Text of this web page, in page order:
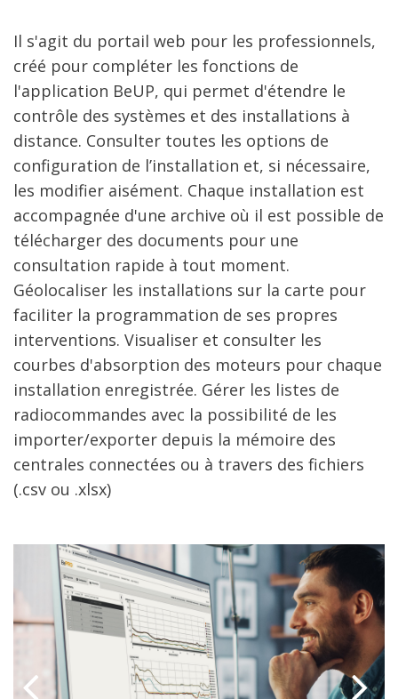
Il s'agit du portail web pour les professionnels,
créé pour compléter les fonctions de
l'application BeUP, qui permet d'étendre le
contrôle des systèmes et des installations à
distance. Consulter toutes les options de
configuration de l’installation et, si nécessaire,
les modifier aisément. Chaque installation est
accompagnée d'une archive où il est possible de
télécharger des documents pour une
consultation rapide à tout moment.
Géolocaliser les installations sur la carte pour
faciliter la programmation de ses propres
interventions. Visualiser et consulter les
courbes d'absorption des moteurs pour chaque
installation enregistrée. Gérer les listes de
radiocommandes avec la possibilité de les
importer/exporter depuis la mémoire des
centrales connectées ou à travers des fichiers
(.csv ou .xlsx)